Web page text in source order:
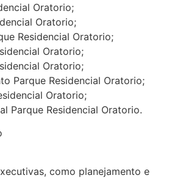
Oratorio;
Oratorio;
Residencial Oratorio;
Oratorio;
Oratorio;
Parque Residencial Oratorio;
Oratorio;
Parque Residencial Oratorio.
como planejamento e